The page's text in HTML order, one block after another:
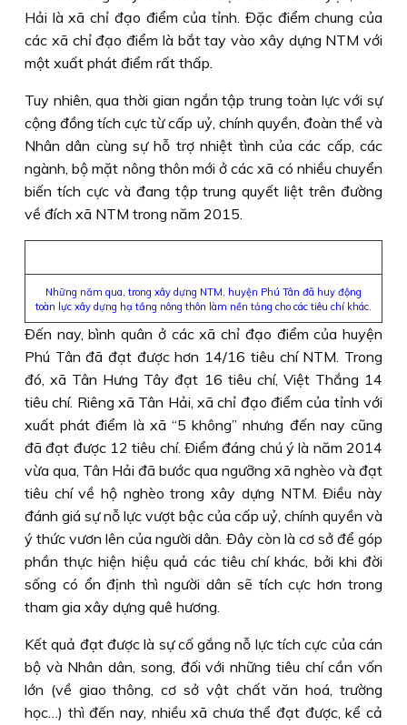
Hải là xã chỉ đạo điểm của tỉnh. Đặc điểm chung của
các xã chỉ đạo điểm là bắt tay vào xây dựng NTM với
một xuất phát điểm rất thấp.
Tuy nhiên, qua thời gian ngắn tập trung toàn lực với sự
cộng đồng tích cực từ cấp uỷ, chính quyền, đoàn thể và
Nhân dân cùng sự hỗ trợ nhiệt tình của các cấp, các
ngành, bộ mặt nông thôn mới ở các xã có nhiều chuyển
biến tích cực và đang tập trung quyết liệt trên đường
về đích xã NTM trong năm 2015.
Những năm qua, trong xây dựng NTM, huyện Phú Tân đã huy động
toàn lực xây dựng hạ tầng nông thôn làm nền tảng cho các tiêu chí khác.
Ðến nay, bình quân ở các xã chỉ đạo điểm của huyện
Phú Tân đã đạt được hơn 14/16 tiêu chí NTM. Trong
đó, xã Tân Hưng Tây đạt 16 tiêu chí, Việt Thắng 14
tiêu chí. Riêng xã Tân Hải, xã chỉ đạo điểm của tỉnh với
xuất phát điểm là xã “5 không” nhưng đến nay cũng
đã đạt được 12 tiêu chí. Ðiểm đáng chú ý là năm 2014
vừa qua, Tân Hải đã bước qua ngưỡng xã nghèo và đạt
tiêu chí về hộ nghèo trong xây dựng NTM. Ðiều này
đánh giá sự nỗ lực vượt bậc của cấp uỷ, chính quyền và
ý thức vươn lên của người dân. Ðây còn là cơ sở để góp
phần thực hiện hiệu quả các tiêu chí khác, bởi khi đời
sống có ổn định thì người dân sẽ tích cực hơn trong
tham gia xây dựng quê hương.
Kết quả đạt được là sự cố gắng nỗ lực tích cực của cán
bộ và Nhân dân, song, đối với những tiêu chí cần vốn
lớn (về giao thông, cơ sở vật chất văn hoá, trường
học…) thì đến nay, nhiều xã chưa thể đạt được, kể cả